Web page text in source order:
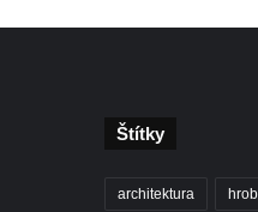
Kaple mezi
Štítky
architektura hrob